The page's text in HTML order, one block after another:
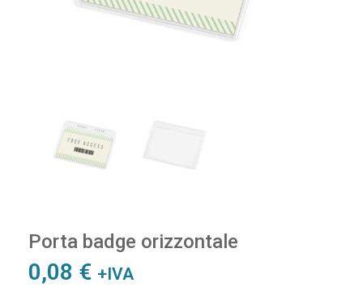
Porta badge orizzontale
0,08 € +IVA